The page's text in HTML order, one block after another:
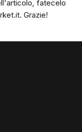
fatecelo
. Grazie!